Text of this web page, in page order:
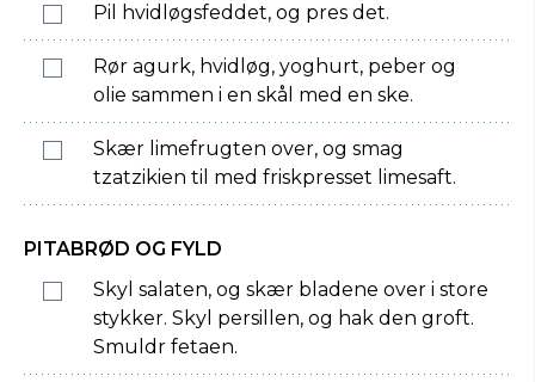
Pil hvidløgsfeddet, og pres det.
Rør agurk, hvidløg, yoghurt, peber og
olie sammen i en skål med en ske.
Skær limefrugten over, og smag
tzatzikien til med friskpresset limesaft.
PITABRØD OG FYLD
Skyl salaten, og skær bladene over i store
stykker. Skyl persillen, og hak den groft.
Smuldr fetaen.